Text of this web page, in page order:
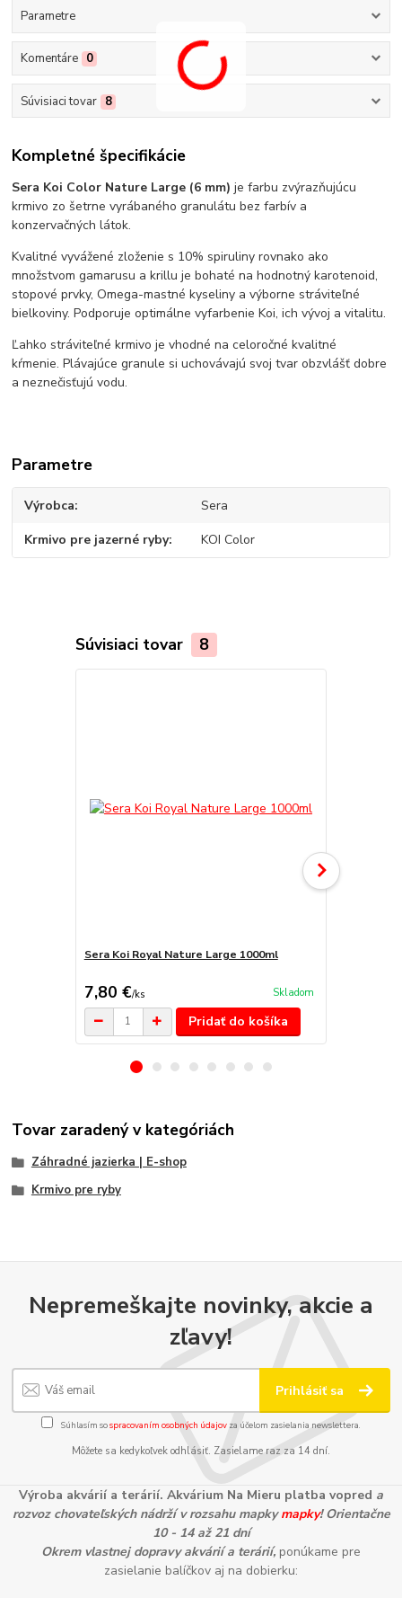
Parametre
Komentáre 0
Súvisiaci tovar 8
Kompletné špecifikácie
Sera Koi Color Nature Large (6 mm)je farbu zvýrazňujúcu
krmivo zo šetrne vyrábaného granulátu bez farbív a
konzervačných látok.
Kvalitné vyvážené zloženie s 10% spiruliny rovnako ako
množstvom gamarusu a krillu je bohaté na hodnotný karotenoid,
stopové prvky, Omega-mastné kyseliny a výborne stráviteľné
bielkoviny. Podporuje optimálne vyfarbenie Koi, ich vývoj a vitalitu.
Ľahko stráviteľné krmivo je vhodné na celoročné kvalitné
kŕmenie. Plávajúce granule si uchovávajú svoj tvar obzvlášť dobre
a neznečisťujú vodu.
Parametre
Výrobca Sera
Krmivo pre jazerné ryby KOI Color
Súvisiaci tovar 8
Sera Koi Royal Nature Large 1000ml
7,80 €/ks Skladom
Pridať do košíka
Tovar zaradený v kategóriách
Záhradné jazierka | E-shop
Krmivo pre ryby
Nepremeškajte novinky, akcie a
zľavy!
Prihlásiť sa
Súhlasím sospracovaním osobných údajov za účelom zasielania newslettera.
Môžete sa kedykoľvek odhlásiť. Zasielame raz za 14 dní.
Výroba akvárií a terárií. Akvárium Na Mieru platba vopred a
rozvoz chovateľských nádrží v rozsahu mapkymapky! Orientačne
10 - 14 až 21 dní
Okrem vlastnej dopravy akvárií a terárií, ponúkame pre
zasielanie balíčkov aj na dobierku: